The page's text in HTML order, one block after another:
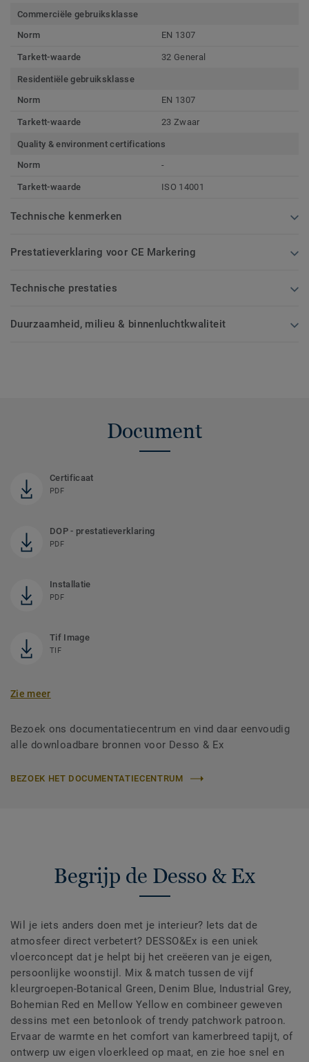
Commerciële gebruiksklasse
Norm
EN 1307
Tarkett-waarde 32 General
Residentiële gebruiksklasse
Norm
EN 1307
Tarkett-waarde 23 Zwaar
Quality & environment certifications
Norm
-
Tarkett-waarde ISO 14001
Technische kenmerken
Prestatieverklaring voor CE Markering
Technische prestaties
Duurzaamheid, milieu & binnenluchtkwaliteit
Document
Certificaat
PDF
DOP - prestatieverklaring
PDF
Installatie
PDF
Tif Image
TIF
Zie meer
Bezoek ons documentatiecentrum en vind daar eenvoudig
alle downloadbare bronnen voor Desso & Ex
BEZOEK HET DOCUMENTATIECENTRUM
Begrijp de Desso & Ex
Wil je iets anders doen met je interieur? Iets dat de
atmosfeer direct verbetert? DESSO&Ex is een uniek
vloerconcept dat je helpt bij het creëeren van je eigen,
persoonlijke woonstijl. Mix & match tussen de vijf
kleurgroepen-Botanical Green, Denim Blue, Industrial Grey,
Bohemian Red en Mellow Yellow en combineer geweven
dessins met een betonlook of trendy patchwork patroon.
Ervaar de warmte en het comfort van kamerbreed tapijt, of
ontwerp uw eigen vloerkleed op maat, en zie hoe snel en